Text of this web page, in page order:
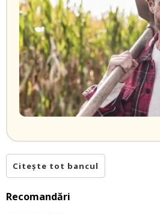
Citește tot bancul
Recomandări